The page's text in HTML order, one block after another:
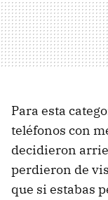
Para esta
teléfonos con
decidieron
perdieron de
que si estabas